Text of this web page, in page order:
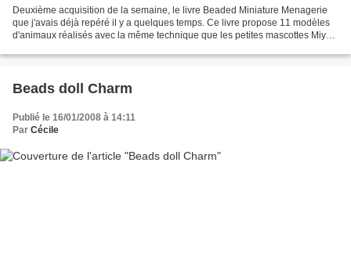
Deuxième acquisition de la semaine, le livre Beaded Miniature Menagerie
que j'avais déjà repéré il y a quelques temps. Ce livre propose 11 modèles
d'animaux réalisés avec la même technique que les petites mascottes Miyuki
Beads doll Charm
Publié le 16/01/2008 à 14:11
Par Cécile